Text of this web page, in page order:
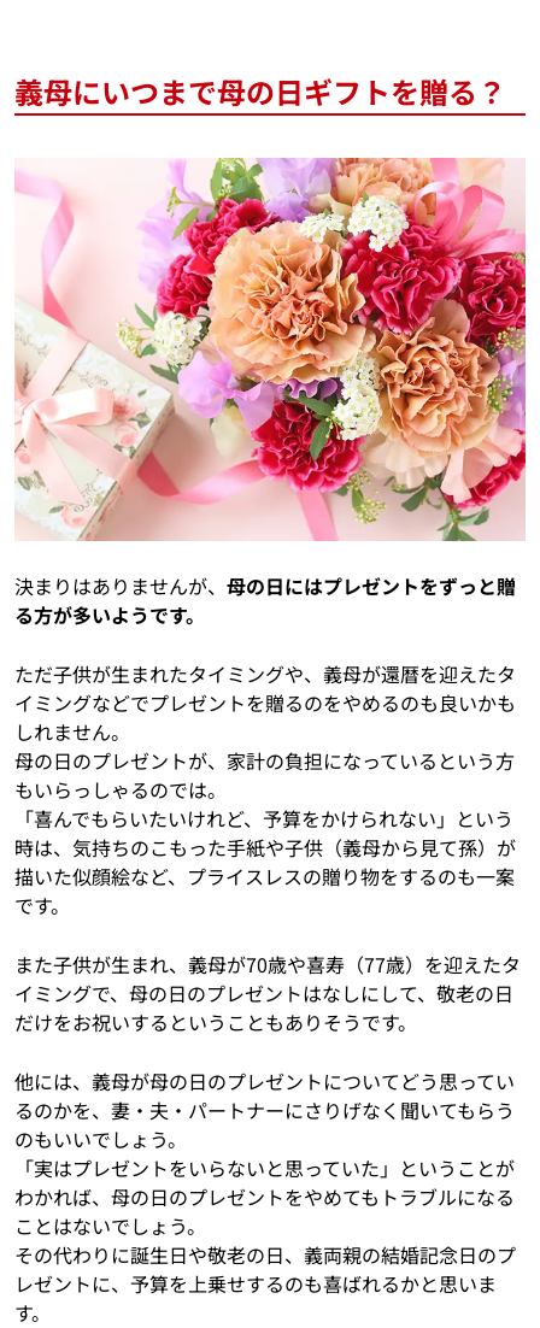
義母にいつまで母の日ギフトを贈る？
決まりはありませんが、母の日にはプレゼントをずっと贈
る方が多いようです。
ただ子供が生まれたタイミングや、義母が還暦を迎えたタ
イミングなどでプレゼントを贈るのをやめるのも良いかも
しれません。
母の日のプレゼントが、家計の負担になっているという方
もいらっしゃるのでは。
「喜んでもらいたいけれど、予算をかけられない」という
時は、気持ちのこもった手紙や子供（義母から見て孫）が
描いた似顔絵など、プライスレスの贈り物をするのも一案
です。
また子供が生まれ、義母が70歳や喜寿（77歳）を迎えたタ
イミングで、母の日のプレゼントはなしにして、敬老の日
だけをお祝いするということもありそうです。
他には、義母が母の日のプレゼントについてどう思ってい
るのかを、妻・夫・パートナーにさりげなく聞いてもらう
のもいいでしょう。
「実はプレゼントをいらないと思っていた」ということが
わかれば、母の日のプレゼントをやめてもトラブルになる
ことはないでしょう。
その代わりに誕生日や敬老の日、義両親の結婚記念日のプ
レゼントに、予算を上乗せするのも喜ばれるかと思いま
す。